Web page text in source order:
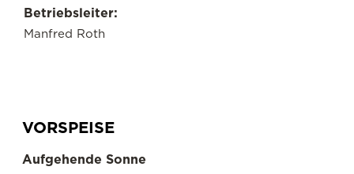
Betriebsleiter:
Manfred Roth
VORSPEISE
Aufgehende Sonne